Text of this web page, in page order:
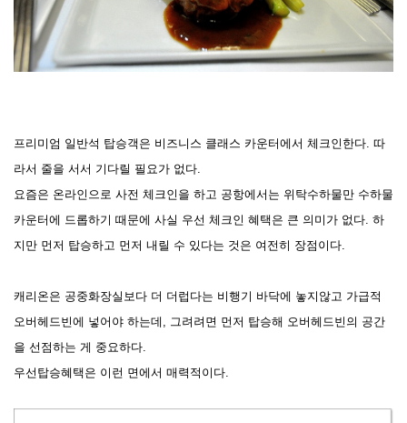
프리미엄 일반석 탑승객은 비즈니스 클래스 카운터에서 체크인한다. 따
라서 줄을 서서 기다릴 필요가 없다.
요즘은 온라인으로 사전 체크인을 하고 공항에서는 위탁수하물만 수하물
카운터에 드롭하기 때문에 사실 우선 체크인 혜택은 큰 의미가 없다. 하
지만 먼저 탑승하고 먼저 내릴 수 있다는 것은 여전히 장점이다.
캐리온은 공중화장실보다 더 더럽다는 비행기 바닥에 놓지않고 가급적
오버헤드빈에 넣어야 하는데, 그려려면 먼저 탑승해 오버헤드빈의 공간
을 선점하는 게 중요하다.
우선탑승혜택은 이런 면에서 매력적이다.